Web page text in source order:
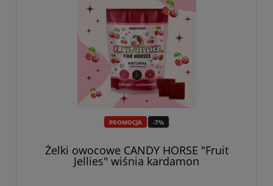
PROMOCJA -7%
Żelki owocowe CANDY HORSE "Fruit
Jellies" wiśnia kardamon